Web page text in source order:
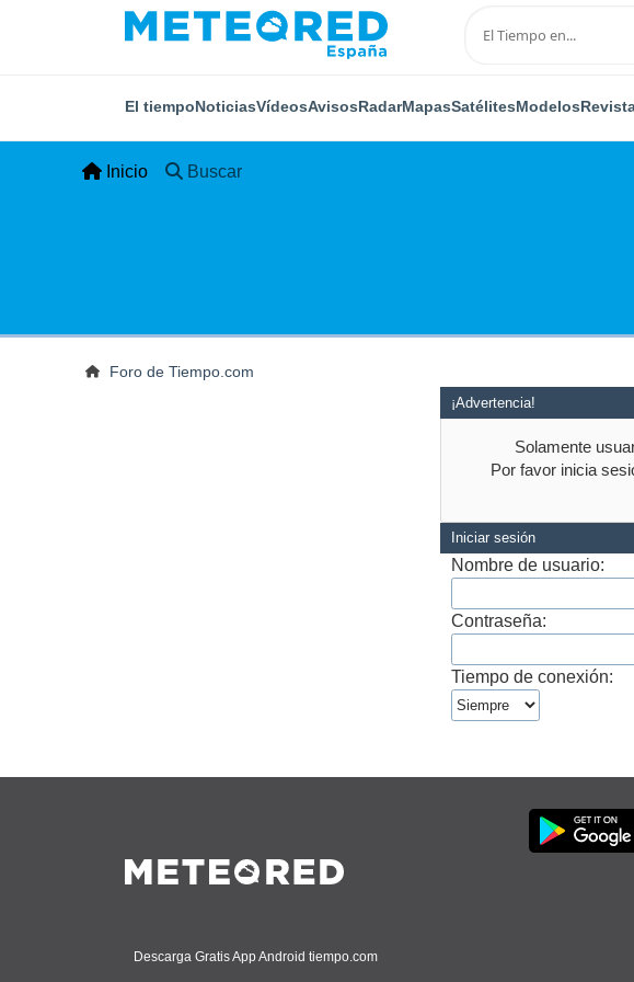
El tiempoNoticiasVídeosAvisosRadarMapasSatélitesModelos
Inicio Buscar
Foro de Tiempo.com
¡Advertencia!
Solamente
Por favor inicia
Iniciar sesión
Nombre de usuario:
Contraseña:
Tiempo de conexión:
Descarga Gratis App Android tiempo.com